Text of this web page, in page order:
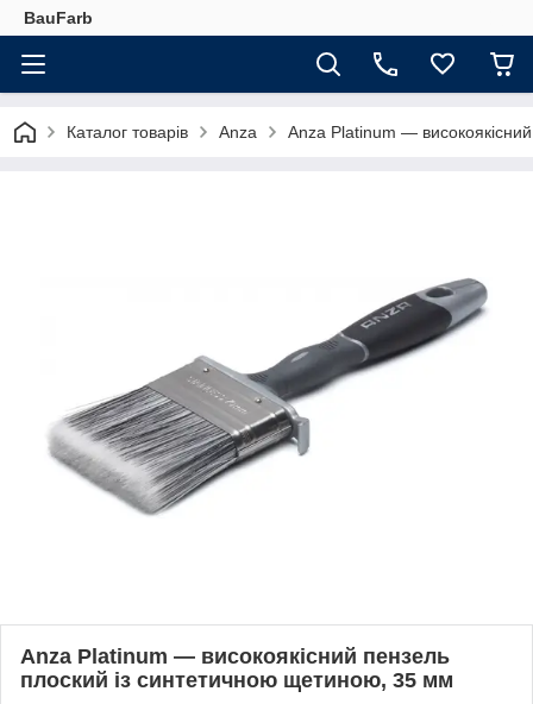
BauFarb
Каталог товарів Anza Anza Platinum —
Anza Platinum — високоякісний пензель
плоский із синтетичною щетиною, 35 мм